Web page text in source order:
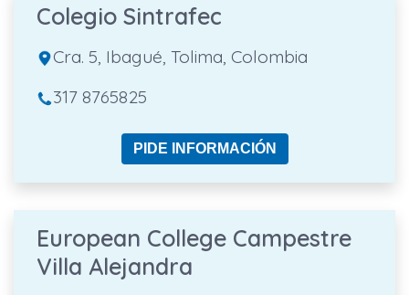
Colegio Sintrafec
Cra. 5, Ibagué, Tolima, Colombia
317 8765825
PIDE INFORMACIÓN
European College Campestre
Villa Alejandra